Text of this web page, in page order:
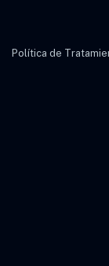
Política de